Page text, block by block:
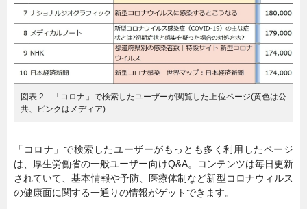
図表 2 「コロナ」で検索したユーザーが閲覧した上位ページ(黄色は公
共、ピンクはメディア)
「コロナ」で検索したユーザーがもっとも多く利用したページ
は、厚生労働省の一般ユーザー向けQ&A。コンテンツは毎日更新
されていて、基本情報や予防、医療体制など新型コロナウィルス
の健康面に関する一通りの情報がゲットできます。